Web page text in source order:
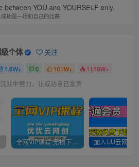
between YOU and YOURSELF only.
成功是一场和自己的比赛
个体 关注
1.6W+ 0 101W+ 1119W+
默中努力，让成功自己发声
也是个失败者。 全网VIP课程 无损下载~